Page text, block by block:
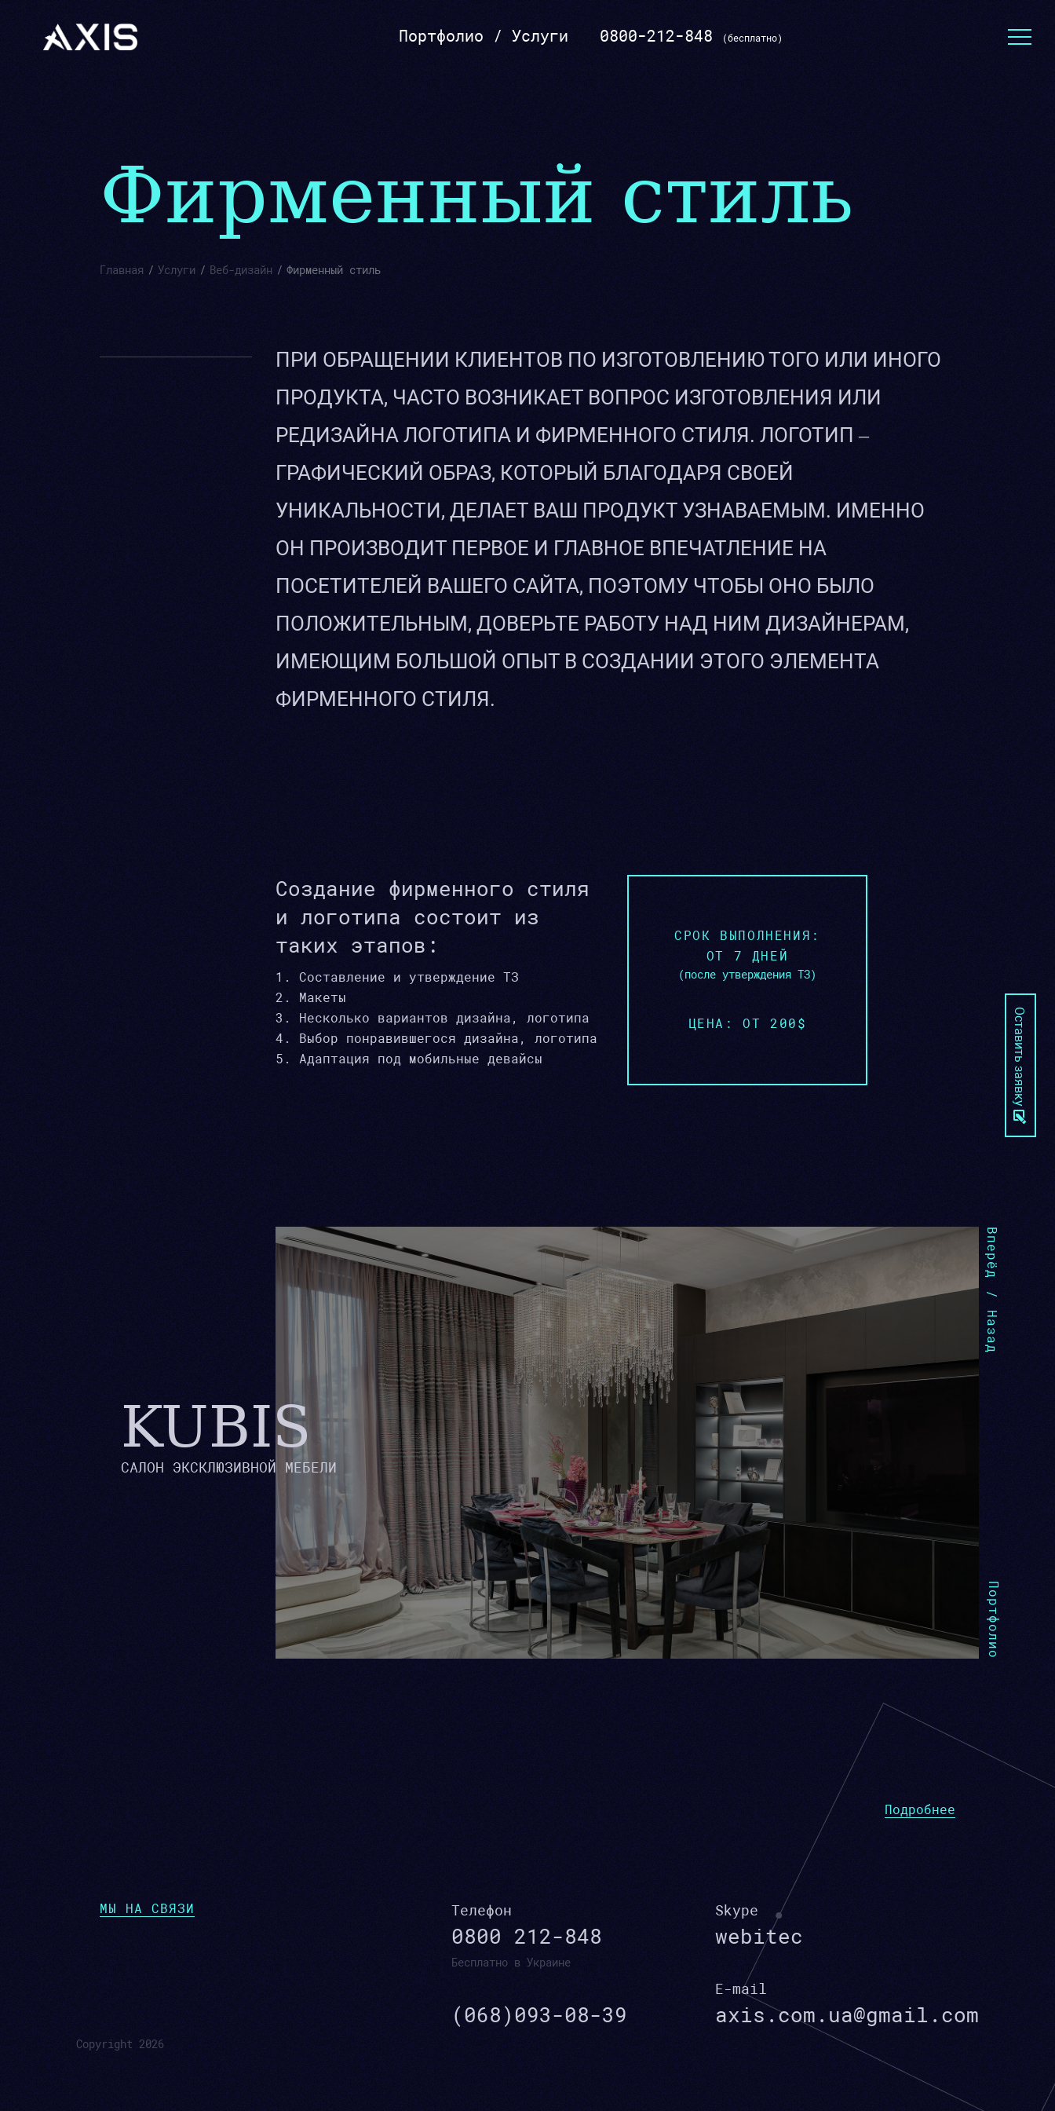
Портфолио / Услуги 0800-212-848 (бесплатно)
Фирменный стиль
Главная Услуги Веб-дизайн Фирменный стиль
ПРИ ОБРАЩЕНИИ КЛИЕНТОВ ПО ИЗГОТОВЛЕНИЮ ТОГО ИЛИ ИНОГО
ПРОДУКТА, ЧАСТО ВОЗНИКАЕТ ВОПРОС ИЗГОТОВЛЕНИЯ ИЛИ
РЕДИЗАЙНА ЛОГОТИПА И ФИРМЕННОГО СТИЛЯ. ЛОГОТИП –
ГРАФИЧЕСКИЙ ОБРАЗ, КОТОРЫЙ БЛАГОДАРЯ СВОЕЙ
УНИКАЛЬНОСТИ, ДЕЛАЕТ ВАШ ПРОДУКТ УЗНАВАЕМЫМ. ИМЕННО
ОН ПРОИЗВОДИТ ПЕРВОЕ И ГЛАВНОЕ ВПЕЧАТЛЕНИЕ НА
ПОСЕТИТЕЛЕЙ ВАШЕГО САЙТА, ПОЭТОМУ ЧТОБЫ ОНО БЫЛО
ПОЛОЖИТЕЛЬНЫМ, ДОВЕРЬТЕ РАБОТУ НАД НИМ ДИЗАЙНЕРАМ,
ИМЕЮЩИМ БОЛЬШОЙ ОПЫТ В СОЗДАНИИ ЭТОГО ЭЛЕМЕНТА
ФИРМЕННОГО СТИЛЯ.
Создание фирменного стиля
и логотипа состоит из
таких этапов:
Составление и утверждение ТЗ
Макеты
Несколько вариантов дизайна, логотипа
Выбор понравившегося дизайна, логотипа
Адаптация под мобильные девайсы
СРОК ВЫПОЛНЕНИЯ:
ОТ 7 ДНЕЙ
(после утверждения ТЗ)
ЦЕНА: ОТ 200$
Вперёд
Назад
Портфолио
KUBIS
САЛОН ЭКСКЛЮЗИВНОЙ МЕБЕЛИ
Подробнее
Оставить заявку
МЫ НА СВЯЗИ Телефон
0800 212-848
Бесплатно в Украине
(068)093-08-39
Skype
webitec
E-mail
axis.com.ua@gmail.com
Copyright 2026